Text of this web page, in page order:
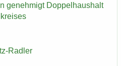
ge­neh­migt Dop­pel­haus­halt
​Radler